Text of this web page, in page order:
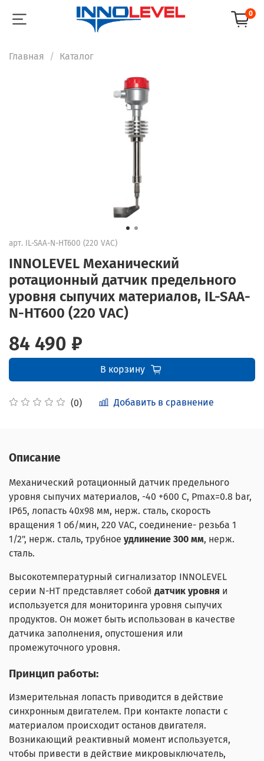
0
Главная Каталог
арт. IL-SAA-N-HT600 (220 VAC)
INNOLEVEL Механический
ротационный датчик предельного
уровня сыпучих материалов, IL-SAA-
N-HT600 (220 VAC)
(0) Добавить в сравнение
84 490 ₽
В корзину
Описание
Механический ротационный датчик предельного
уровня сыпучих материалов, -40 +600 С, Рmax=0.8 bar,
IP65, лопасть 40х98 мм, нерж. сталь, скорость
вращения 1 об/мин, 220 VAC, соединение- резьба 1
1/2", нерж. сталь, трубное удлинение 300 мм, нерж.
сталь.
Высокотемпературный сигнализатор INNOLEVEL
серии N-HT представляет собой датчик уровня и
используется для мониторинга уровня сыпучих
продуктов. Он может быть использован в качестве
датчика заполнения, опустошения или
промежуточного уровня.
Принцип работы:
Измерительная лопасть приводится в действие
синхронным двигателем. При контакте лопасти с
материалом происходит останов двигателя.
Возникающий реактивный момент используется,
чтобы привести в действие микровыключатель,